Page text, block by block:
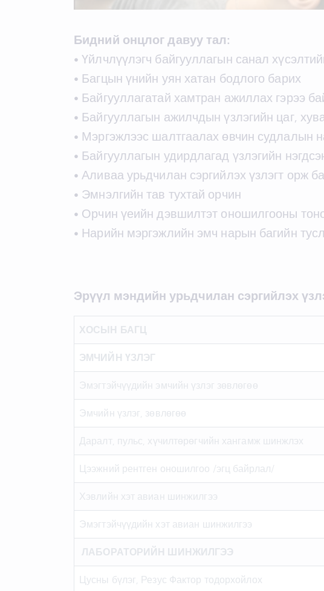
Бидний онцлог давуу тал:
• Үйлчлүүлэгч байгууллагын санал
• Багцын үнийн уян хатан бодлого барих
• Байгууллагатай хамтран ажиллах гэрээ
• Байгууллагын ажилчдын үзлэгийн цаг,
• Мэргэжлээс шалтгаалах өвчин судлалын
• Байгууллагын удирдлагад үзлэгийн
• Аливаа урьдчилан сэргийлэх үзлэгт орж
• Эмнэлгийн тав тухтай орчин
• Орчин үеийн дэвшилтэт оношилгооны
• Нарийн мэргэжлийн эмч нарын багийн
Эрүүл мэндийн урьдчилан сэргийлэх
ХОСЫН БАГЦ
ЭМЧИЙН ҮЗЛЭГ
Эмэгтэйчүүдийн эмчийн үзлэг зөвлөгөө
Эмчийн үзлэг, зөвлөгөө
Даралт, пульс, хүчилтөрөгчийн хангамж шинжлэх
Цээжний рентген оношилгоо /эгц байрлал/
Хэвлийн хэт авиан шинжилгээ
Эмэгтэйчүүдийн хэт авиан шинжилгээ
ЛАБОРАТОРИЙН ШИНЖИЛГЭЭ
Цусны бүлэг, Резус Фактор тодорхойлох